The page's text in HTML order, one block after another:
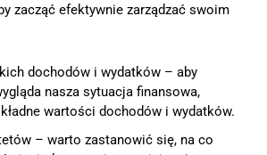
zacząć efektywnie zarządzać swoim
dochodów i wydatków – aby
nasza sytuacja finansowa,
wartości dochodów i wydatków.
– warto zastanowić się, na co